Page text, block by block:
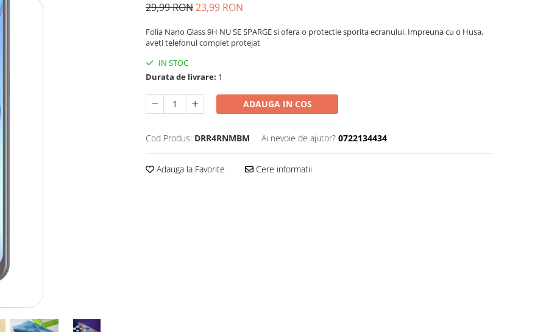
29,99 RON23,99 RON
Folia Nano Glass 9H NU SE SPARGE si ofera o protectie sporita ecranului. Impreuna cu o Husa,
aveti telefonul complet protejat
IN STOC
Durata de livrare: 1
ADAUGA IN COS
Cod Produs: DRR4RNMBM Ai nevoie de ajutor? 0722134434
Adauga la Favorite Cere informatii